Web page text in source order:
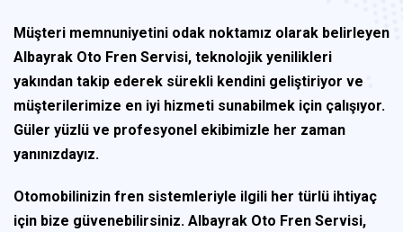
Müşteri memnuniyetini odak noktamız olarak belirleyen
Albayrak Oto Fren Servisi, teknolojik yenilikleri
yakından takip ederek sürekli kendini geliştiriyor ve
müşterilerimize en iyi hizmeti sunabilmek için çalışıyor.
Güler yüzlü ve profesyonel ekibimizle her zaman
yanınızdayız.
Otomobilinizin fren sistemleriyle ilgili her türlü ihtiyaç
için bize güvenebilirsiniz. Albayrak Oto Fren Servisi,